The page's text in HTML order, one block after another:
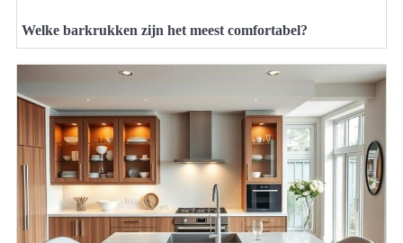
Welke barkrukken zijn het meest comfortabel?